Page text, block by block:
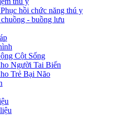
hồi chức năng thú y
- buồng lưu
Cột Sống
Người Tai Biến
Trẻ Bại Não